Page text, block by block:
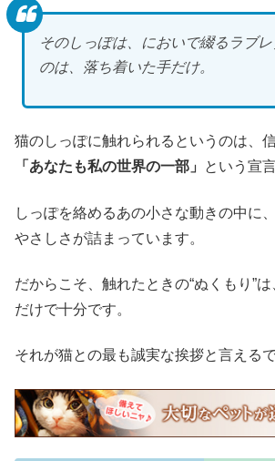
そのしっぽは、においで綴るラブ
のは、落ち着いた手だけ。
猫のしっぽに触れられるというのは、
「あなたも私の世界の一部」
という宣言
しっぽを絡めるあの小さな動きの中に
やさしさが詰まっています。
だからこそ、触れたときの“ぬくもり”
だけで十分です。
それが猫との最も誠実な挨拶と言えるで